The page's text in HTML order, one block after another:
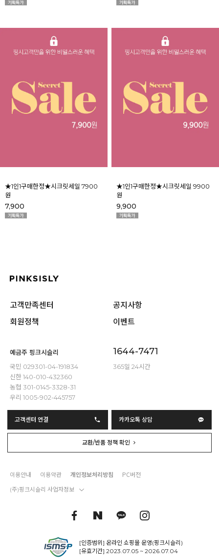
★1인1구매한정★시크릿세일 7900
원
7,900
★1인1구매한정★시크릿세일 9900
원
9,900
고객만족센터
공지사항
회원정책
이벤트
예금주 핑크시슬리
국민 029301-04-191834
신한 140-010-432360
농협 301-0145-3328-31
우리 1005-902-445757
1644-7471
365일 24시간
고객센터 연결 카카오톡 상담
교환/반품 정책 확인
이용안내 이용약관 개인정보처리방침 PC버전
(주)핑크시슬리 사업자정보
[인증범위] 온라인 쇼핑몰 운영(핑크시슬리)
[유효기간] 2023.07.05 ~ 2026.07.04